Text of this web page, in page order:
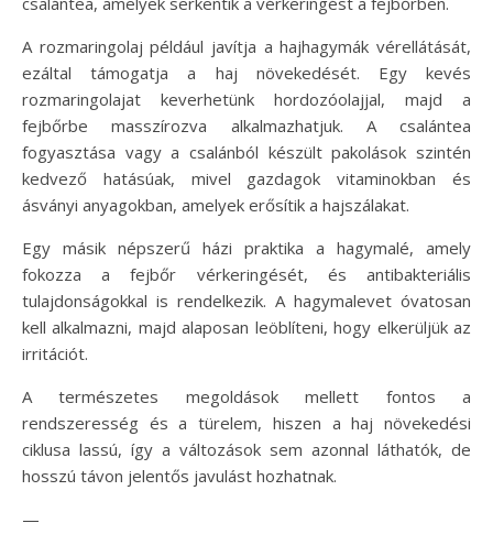
A rozmaringolaj például javítja a hajhagymák vérellátását,
ezáltal támogatja a haj növekedését. Egy kevés
rozmaringolajat keverhetünk hordozóolajjal, majd a
fejbőrbe masszírozva alkalmazhatjuk. A csalántea
fogyasztása vagy a csalánból készült pakolások szintén
kedvező hatásúak, mivel gazdagok vitaminokban és
ásványi anyagokban, amelyek erősítik a hajszálakat.
Egy másik népszerű házi praktika a hagymalé, amely
fokozza a fejbőr vérkeringését, és antibakteriális
tulajdonságokkal is rendelkezik. A hagymalevet óvatosan
kell alkalmazni, majd alaposan leöblíteni, hogy elkerüljük az
irritációt.
A természetes megoldások mellett fontos a
rendszeresség és a türelem, hiszen a haj növekedési
ciklusa lassú, így a változások sem azonnal láthatók, de
hosszú távon jelentős javulást hozhatnak.
—